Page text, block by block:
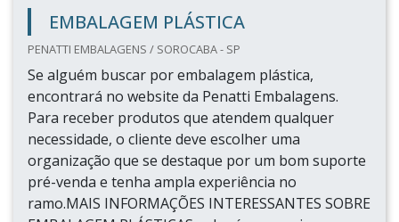
EMBALAGEM PLÁSTICA
PENATTI EMBALAGENS / SOROCABA - SP
Se alguém buscar por embalagem plástica,
encontrará no website da Penatti Embalagens.
Para receber produtos que atendem qualquer
necessidade, o cliente deve escolher uma
organização que se destaque por um bom suporte
pré-venda e tenha ampla experiência no
ramo.MAIS INFORMAÇÕES INTERESSANTES SOBRE